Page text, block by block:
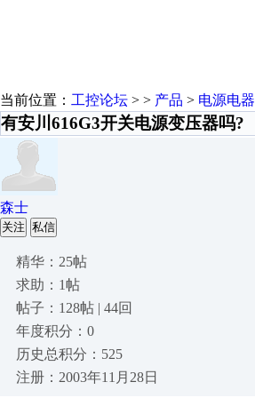
当前位置： 工控论坛 > > 产品 > 电源电器
有安川616G3开关电源变压器吗?
森士
关注 私信
精华：25帖
求助：1帖
帖子：128帖 | 44回
年度积分：0
历史总积分：525
注册：2003年11月28日